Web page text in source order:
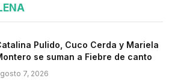
Pulido, Cuco Cerda y Mariela
se suman a Fiebre de canto
7, 2026